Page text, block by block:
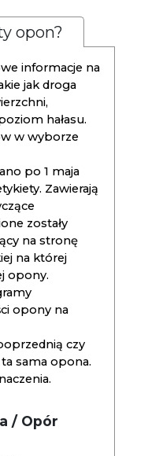
opon?
informacje na
jak droga
hałasu.
w wyborze
po 1 maja
Zawierają
zostały
na stronę
na której
opony.
opony na
czy
sama opona.
/ Opór